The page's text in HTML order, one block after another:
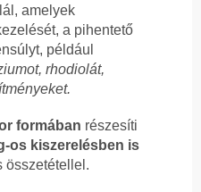
amelyek
a pihentető
például
rhodiolát,
formában részesíti
os kiszerelésben is
összetétellel.